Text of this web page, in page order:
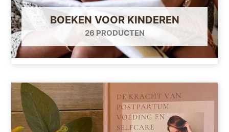
BOEKEN VOOR KINDEREN
26 PRODUCTEN